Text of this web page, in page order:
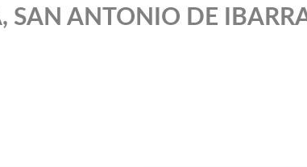
SAN ANTONIO DE